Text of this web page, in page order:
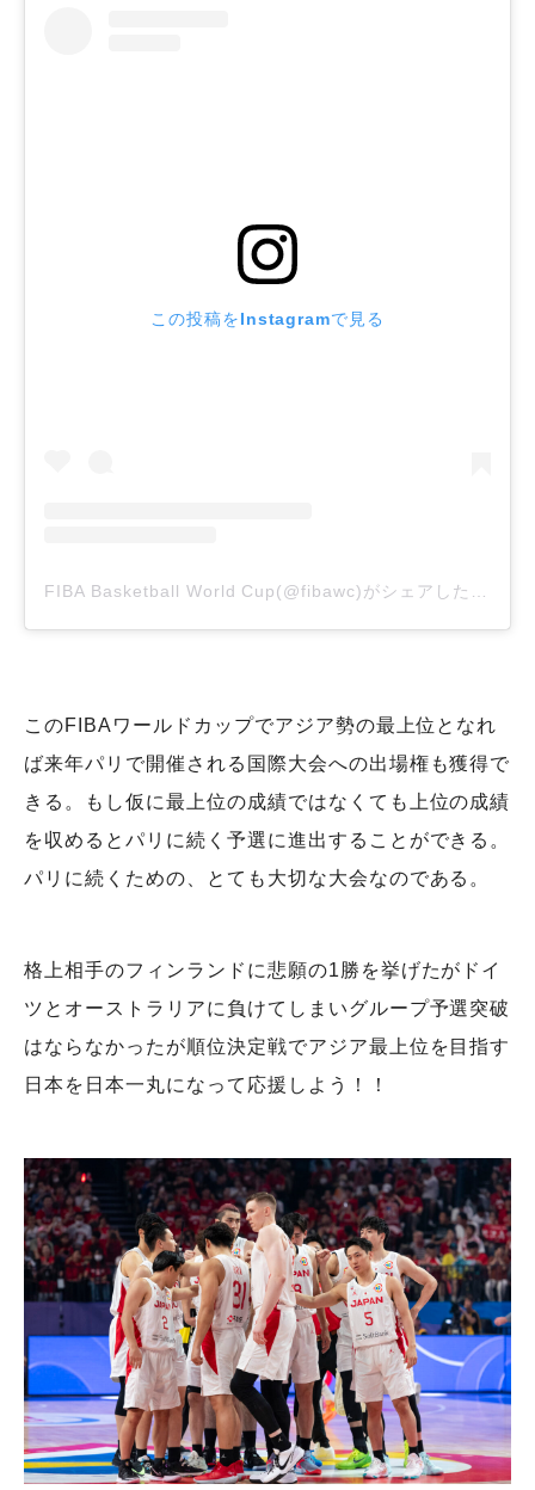
この投稿をInstagramで見る
FIBA Basketball World Cup(@fibawc)がシェアした投稿
このFIBAワールドカップでアジア勢の最上位となれ
ば来年パリで開催される国際大会への出場権も獲得で
きる。もし仮に最上位の成績ではなくても上位の成績
を収めるとパリに続く予選に進出することができる。
パリに続くための、とても大切な大会なのである。
格上相手のフィンランドに悲願の1勝を挙げたがドイ
ツとオーストラリアに負けてしまいグループ予選突破
はならなかったが順位決定戦でアジア最上位を目指す
日本を日本一丸になって応援しよう！！